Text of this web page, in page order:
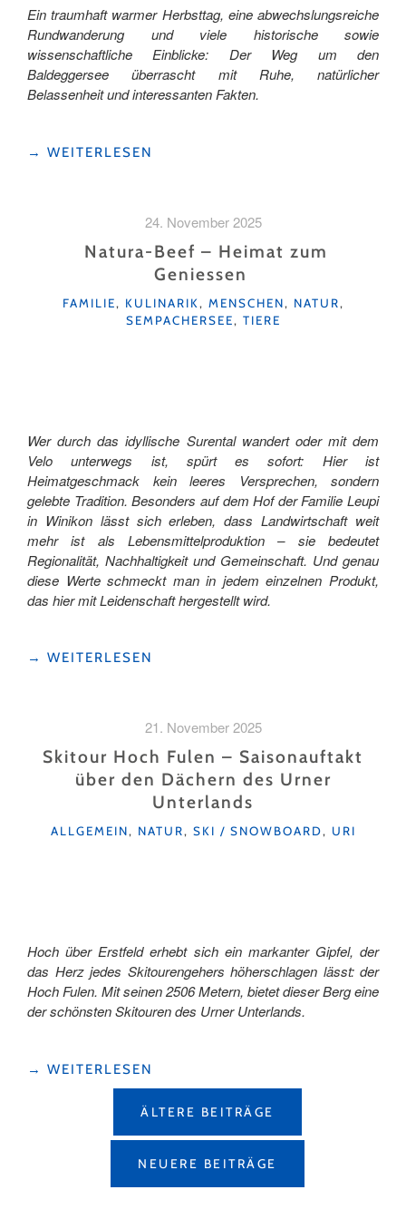
Ein traumhaft warmer Herbsttag, eine abwechslungsreiche
Rundwanderung und viele historische sowie
wissenschaftliche Einblicke: Der Weg um den
Baldeggersee überrascht mit Ruhe, natürlicher
Belassenheit und interessanten Fakten.
"RUNDWEG
→ WEITERLESEN
24. November 2025
Natura-Beef – Heimat zum
Geniessen
KATEGORIEN
FAMILIE, KULINARIK, MENSCHEN, NATUR,
SEMPACHERSEE, TIERE
Wer durch das idyllische Surental wandert oder mit dem
Velo unterwegs ist, spürt es sofort: Hier ist
Heimatgeschmack kein leeres Versprechen, sondern
gelebte Tradition. Besonders auf dem Hof der Familie Leupi
in Winikon lässt sich erleben, dass Landwirtschaft weit
mehr ist als Lebensmittelproduktion – sie bedeutet
Regionalität, Nachhaltigkeit und Gemeinschaft. Und genau
diese Werte schmeckt man in jedem einzelnen Produkt,
das hier mit Leidenschaft hergestellt wird.
" NATURA-
GENIESSEN "
→ WEITERLESEN
21. November 2025
Skitour Hoch Fulen – Saisonauftakt
über den Dächern des Urner
Unterlands
KATEGORIEN
ALLGEMEIN, NATUR, SKI / SNOWBOARD, URI
Hoch über Erstfeld erhebt sich ein markanter Gipfel, der
das Herz jedes Skitourengehers höherschlagen lässt: der
Hoch Fulen. Mit seinen 2506 Metern, bietet dieser Berg eine
der schönsten Skitouren des Urner Unterlands.
"SKITOUR
SAISONAUFTAKT
→ WEITERLESEN
BEITRAGSNAVIGATION
ÄLTERE BEITRÄGE
NEUERE BEITRÄGE